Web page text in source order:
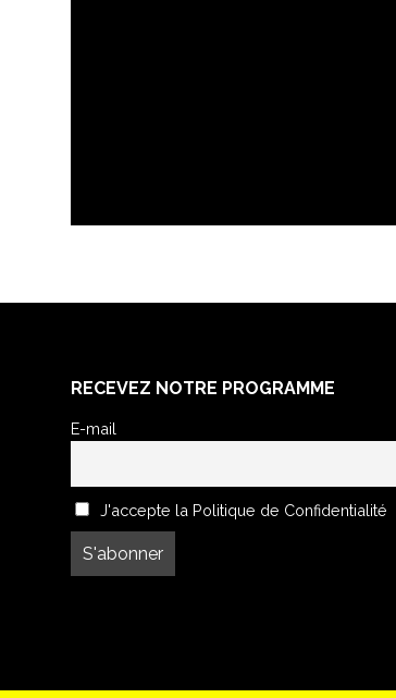
RECEVEZ NOTRE PROGRAMME
E-mail
J'accepte la Politique de Confidentialité